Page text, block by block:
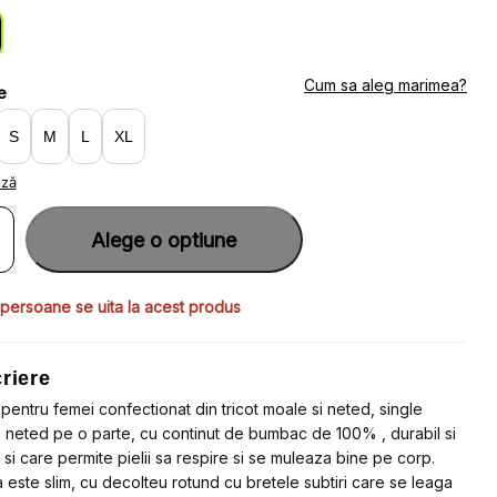
S M L XL
Cum sa aleg marimea?
Alege o optiune
se uita la acest produs
femei confectionat din tricot moale si neted, single
neted pe o parte, cu continut de bumbac de 100% , durabil si
care permite pielii sa respire si se muleaza bine pe corp.
este slim, cu decolteu rotund cu bretele subtiri care se leaga